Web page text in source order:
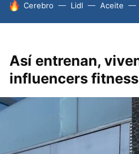
HOY SE HABLA DE
Cerebro Lidl Aceite
Así entrenan,
influencers fitness